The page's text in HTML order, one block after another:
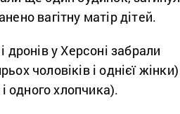
вагітну матір дітей.
дронів у Херсоні забрали
чоловіків і однієї жінки)
одного хлопчика).